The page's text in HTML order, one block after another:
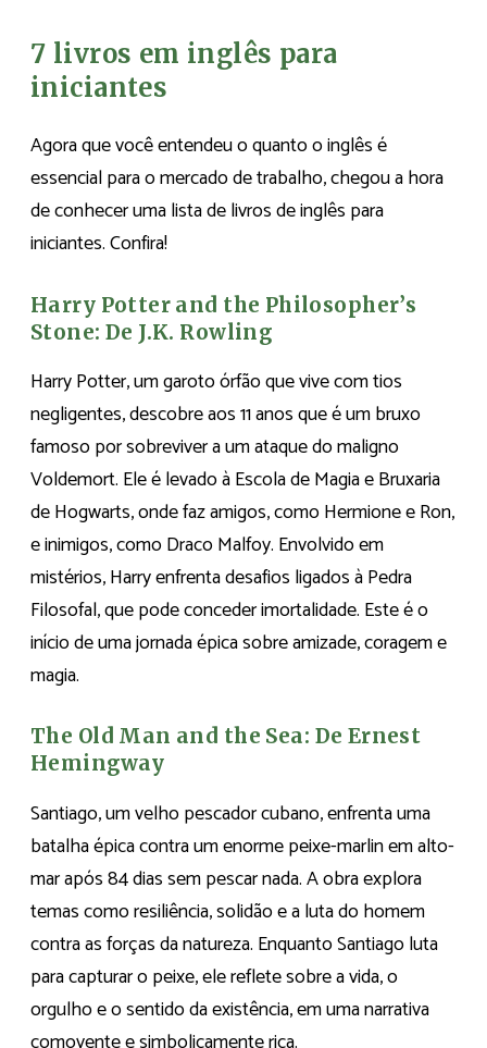
7 livros em inglês para
iniciantes
Agora que você entendeu o quanto o inglês é
essencial para o mercado de trabalho, chegou a hora
de conhecer uma lista de livros de inglês para
iniciantes. Confira!
Harry Potter and the Philosopher’s
Stone: De J.K. Rowling
Harry Potter, um garoto órfão que vive com tios
negligentes, descobre aos 11 anos que é um bruxo
famoso por sobreviver a um ataque do maligno
Voldemort. Ele é levado à Escola de Magia e Bruxaria
de Hogwarts, onde faz amigos, como Hermione e Ron,
e inimigos, como Draco Malfoy. Envolvido em
mistérios, Harry enfrenta desafios ligados à Pedra
Filosofal, que pode conceder imortalidade. Este é o
início de uma jornada épica sobre amizade, coragem e
magia.
The Old Man and the Sea: De Ernest
Hemingway
Santiago, um velho pescador cubano, enfrenta uma
batalha épica contra um enorme peixe-marlin em alto-
mar após 84 dias sem pescar nada. A obra explora
temas como resiliência, solidão e a luta do homem
contra as forças da natureza. Enquanto Santiago luta
para capturar o peixe, ele reflete sobre a vida, o
orgulho e o sentido da existência, em uma narrativa